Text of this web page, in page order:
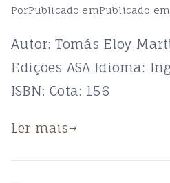
PorPublicado emPublicado em
Autor: Tomás Eloy
Edições ASA Idioma:
ISBN: Cota: 156
Ler mais